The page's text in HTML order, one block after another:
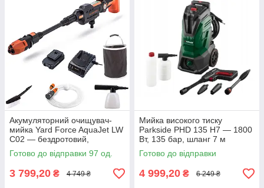
Акумуляторний очищувач-
мийка Yard Force AquaJet LW
C02 — бездротовий,
акумуляторний, мобільний
Готово до відправки 97 од.
3 799,20 ₴ 4 749 ₴
Мийка високого тиску
Parkside PHD 135 H7 — 1800
Вт, 135 бар, шланг 7 м
Готово до відправки
4 999,20 ₴ 6 249 ₴